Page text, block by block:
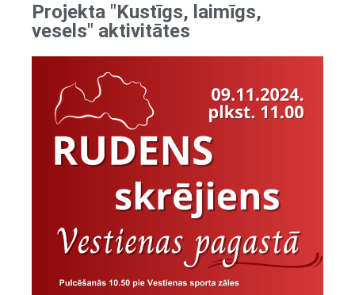
Projekta "Kustīgs, laimīgs,
vesels" aktivitātes